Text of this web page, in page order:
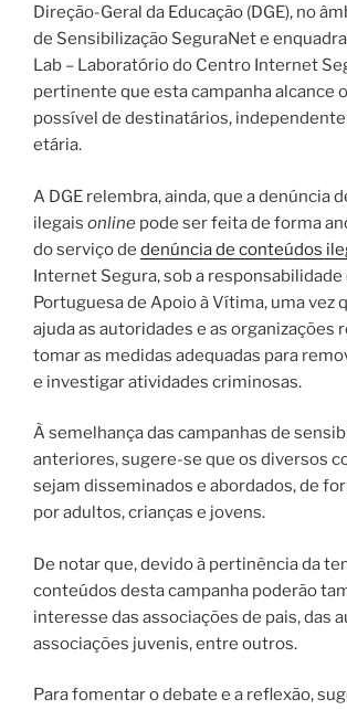
Direção-Geral da Educação (DGE), no
de Sensibilização SeguraNet e
Lab – Laboratório do Centro Internet
pertinente que esta campanha alcance
possível de destinatários,
etária.
A DGE relembra, ainda, que a denúncia
ilegais online pode ser feita de forma
do serviço de denúncia de conteúdos
Internet Segura, sob a responsabilidade
Portuguesa de Apoio à Vítima, uma vez
ajuda as autoridades e as organizações
tomar as medidas adequadas para
e investigar atividades criminosas.
À semelhança das campanhas de
anteriores, sugere-se que os diversos
sejam disseminados e abordados, de
por adultos, crianças e jovens.
De notar que, devido à pertinência da
conteúdos desta campanha poderão
interesse das associações de pais, das
associações juvenis, entre outros.
Para fomentar o debate e a reflexão,